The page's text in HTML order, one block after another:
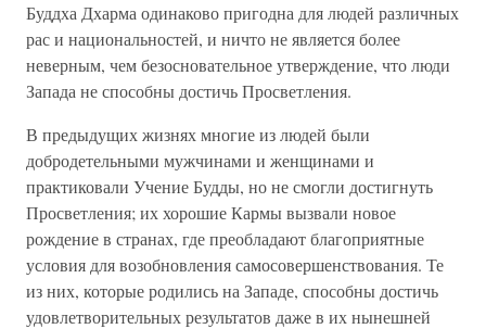
Буддха Дхарма одинаково пригодна для людей различных
рас и национальностей, и ничто не является более
неверным, чем безосновательное утверждение, что люди
Запада не способны достичь Просветления.
В предыдущих жизнях многие из людей были
добродетельными мужчинами и женщинами и
практиковали Учение Будды, но не смогли достигнуть
Просветления; их хорошие Кармы вызвали новое
рождение в странах, где преобладают благоприятные
условия для возобновления самосовершенствования. Те
из них, которые родились на Западе, способны достичь
удовлетворительных результатов даже в их нынешней